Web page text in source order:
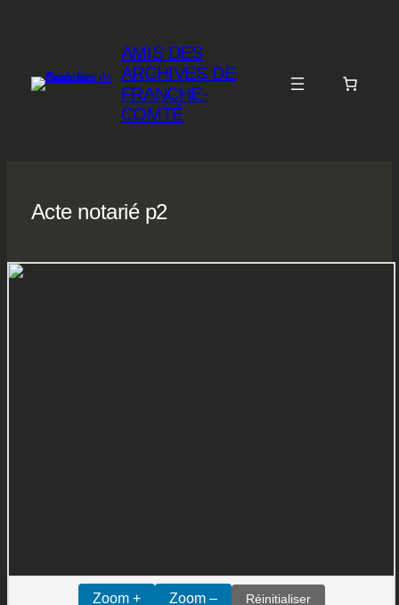
AMIS DES
ARCHIVES DE
FRANCHE-
COMTÉ
Acte notarié p2
Zoom + Zoom – Réinitialiser